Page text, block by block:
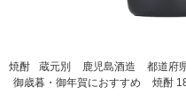
焼酎 蔵元別 鹿児島酒造 都道府
御歳暮・御年賀におすすめ
焼酎